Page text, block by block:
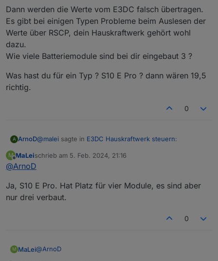
Die Summe der ersten beiden Werte sollten deine
max. Kapazität der Batterie ergeben.
ich habe nur 15700 Wh
0_userdata.0.Charge_Control.Allgemein.Au
tomatik_Regelung
true
0_userdata.0.Charge_Control.Allgemein.No
Notstromreserve in % anzeigen.
steht bei 27 %
Dann werden die Werte vom E3DC falsch übertragen.
Es gibt bei einigen Typen Probleme beim Auslesen der
Werte über RSCP, dein Hauskraftwerk gehört wohl
dazu.
Wie viele Batteriemodule sind bei dir eingebaut 3 ?
Was hast du für ein Typ ? S10 E Pro ? dann wären 19,5
richtig.
0
A ArnoD@malei sagte in E3DC Hauskraftwerk steuern:
ich habe nur 15700 Wh
Dann werden die Werte vom E3DC falsch übertragen.
Es gibt bei einigen Typen Probleme beim Auslesen der
Werte über RSCP, dein Hauskraftwerk gehört wohl
Wie viele Batteriemodule sind bei dir eingebaut 3 ?
Was hast du für ein Typ ? S10 E Pro ? dann wären 19,5
M
Offline
MaLeischrieb am 5. Feb. 2024, 21:16
zuletzt editiert von
@ArnoD
Ja, S10 E Pro. Hat Platz für vier Module, es sind aber
nur drei verbaut.
0
M MaLei@ArnoD